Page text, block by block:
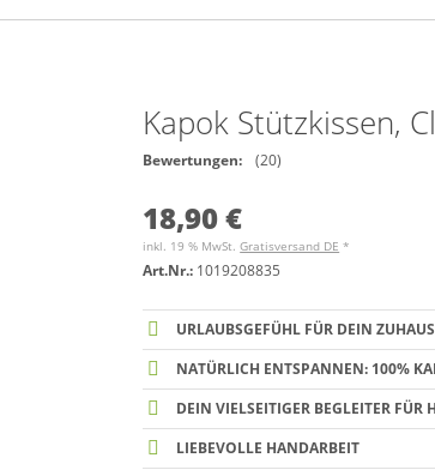
Kapok Stützkissen,
Bewertungen: (20)
18,90 €
inkl. 19 % MwSt.Gratisversand DE *
Art.Nr.: 1019208835
URLAUBSGEFÜHL FÜR DEIN
NATÜRLICH ENTSPANNEN: 100%
DEIN VIELSEITIGER BEGLEITER FÜR
LIEBEVOLLE HANDARBEIT